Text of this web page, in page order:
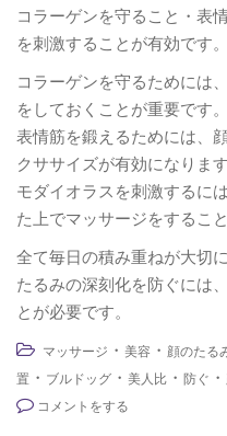
コラーゲンを守ること・表
を刺激することが有効です。
コラーゲンを守るためには
をしておくことが重要です。
表情筋を鍛えるためには、
クササイズが有効になります
モダイオラスを刺激するに
た上でマッサージをすること
全て毎日の積み重ねが大切に
たるみの深刻化を防ぐには
とが必要です。
マッサージ ・ 美容 ・ 顔のたる
置 ・ ブルドッグ ・ 美人比 ・ 防ぐ ・
コメントをする